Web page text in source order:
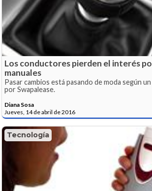
Los conductores pierden el interés
manuales
Pasar cambios está pasando de moda según
por Swapalease.
Diana Sosa
Jueves, 14 de abril de 2016
Tecnología